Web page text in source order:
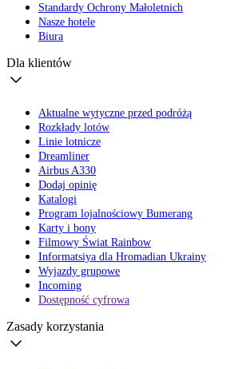
Standardy Ochrony Małoletnich
Nasze hotele
Biura
Dla klientów
Aktualne wytyczne przed podróżą
Rozkłady lotów
Linie lotnicze
Dreamliner
Airbus A330
Dodaj opinię
Katalogi
Program lojalnościowy Bumerang
Karty i bony
Filmowy Świat Rainbow
Informatsiya dla Hromadian Ukrainy
Wyjazdy grupowe
Incoming
Dostępność cyfrowa
Zasady korzystania